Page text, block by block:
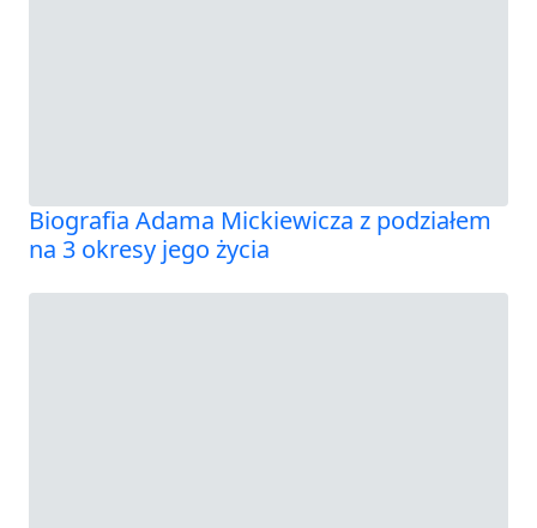
Biografia Adama Mickiewicza z podziałem
na 3 okresy jego życia